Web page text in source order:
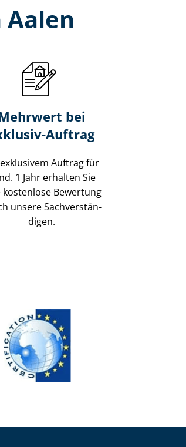
bei
Auftrag
Auftrag für
1 Jahr erhalten Sie
kostenlose Bewertung
unsere Sach­ver­stän­
di­gen.